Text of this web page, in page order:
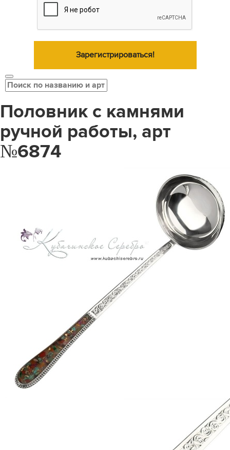
Зарегистрироваться!
Половник с камнями
ручной работы, арт
№6874